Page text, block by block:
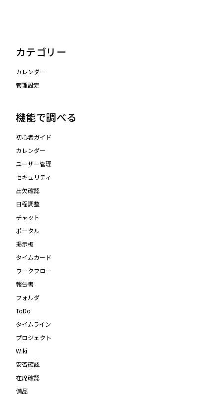
カテゴリー
カレンダー
管理設定
機能で調べる
初心者ガイド
カレンダー
ユーザー管理
セキュリティ
出欠確認
日程調整
チャット
ポータル
掲示板
タイムカード
ワークフロー
報告書
フォルダ
ToDo
タイムライン
プロジェクト
Wiki
安否確認
在席確認
備品